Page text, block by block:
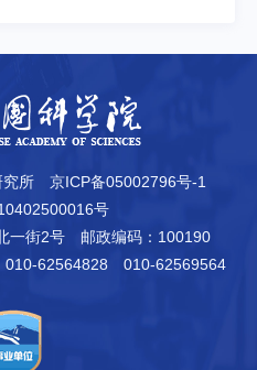
所
京ICP备05002796号-1
号
一街2号
邮政编码：100190
010-62564828 010-62569564